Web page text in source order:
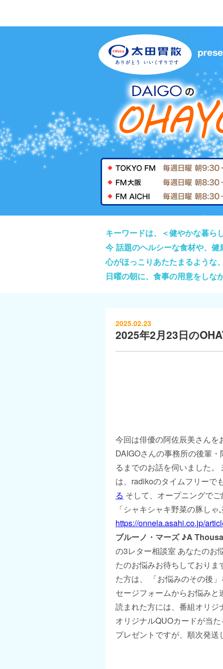
キーワードは、＜健やかな暮らし
今 話題のヘルシーな食材や、健
心がほっこりあたたまるような
日曜の朝に、食事の用意をしな
2025.02.23
2025年2月23日の
今回は俳優の阿佐辰美さんを
DAIGOさんの事務所の後輩
るまでのお話を伺いました
は、radikoのタイムフリーで
る そして、オープニングで
「シャキシャキ野菜の豚し
https://onnela.asahi.co.jp/
ブルーノ・マーズ ♪A
の3レター相談室 あなたのお
たのお悩みお待ちしておりま
た方は、 「お悩みのその後
セージフォームからお悩み
読まれた方には、番組オリ
オリジナルQUOカードが当
プレゼントですが、順次発